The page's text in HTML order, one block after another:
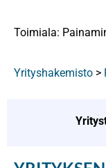
Toimiala:
Yrityshakemisto >